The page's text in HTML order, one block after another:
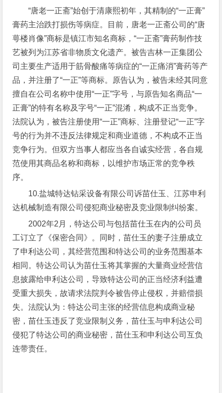
“唐老一正斋”始创于清康熙初年，其精制的“一正膏”
膏药主治跌打损伤等病症。目前，唐老一正斋公司的“唐
萼楼肖像”商标是镇江市知名商标，“一正斋”膏药制作技
艺被列为江苏省非物质文化遗产。被告吉林一正集团公
司主要生产适用于筋骨酸痛等病症的“一正痛消”膏药等产
品，并注册了“一正”等商标。原告认为，被告未经其同意
擅自在公司名称中使用“一正”字号，与原告知名商品“一
正膏”的特有名称及字号“一正”混淆，构成不正当竞争。
法院认为，被告注册使用“一正”商标、注册登记“一正”字
号的行为并不违反法律规定和商业道德，不构成不正当
竞争行为。但双方当事人都应当各自诚实经营，各自规
范使用其商品名称和商标，以维护市场正常的竞争秩
序。
10.盐城特达钻采设备有限公司诉苗仕玉、江苏申利
达机械制造有限公司侵犯商业秘密及竞业限制纠纷案。
2002年2月，特达公司与包括苗仕玉在内的公司员
工订立了《保密合同》。同时，苗仕玉的妻子注册成立
了申利达公司，其经营范围和特达公司的业务范围基本
相同。特达公司认为苗仕玉将其掌握的大量商业经营信
息披露给申利达公司，导致特达公司的正当经济利益遭
受重大损失，故请求法院判令被告停止侵权，并赔偿损
失。法院认为：特达公司主张的经营信息构成商业秘
密，苗仕玉违反了竞业限制义务，苗仕玉与申利达公司
侵犯了特达公司的商业秘密，苗仕玉和申利达公司互负
连带责任。